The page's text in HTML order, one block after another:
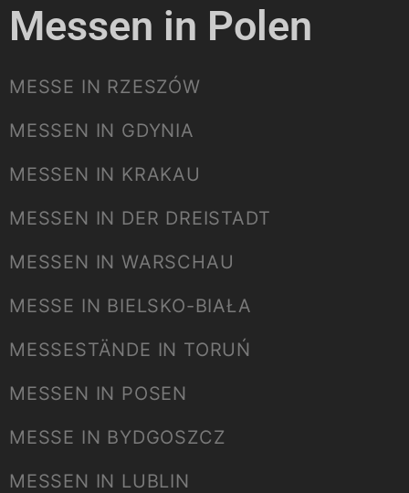
Messen in Polen
MESSE IN RZESZÓW
MESSEN IN GDYNIA
MESSEN IN KRAKAU
MESSEN IN DER DREISTADT
MESSEN IN WARSCHAU
MESSE IN BIELSKO-BIAŁA
MESSESTÄNDE IN TORUŃ
MESSEN IN POSEN
MESSE IN BYDGOSZCZ
MESSEN IN LUBLIN